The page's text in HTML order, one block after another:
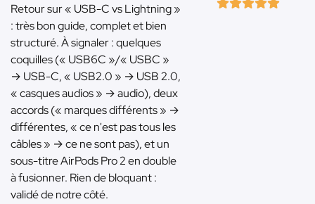
Retour sur « USB-C vs Lightning »
: très bon guide, complet et bien
structuré. À signaler : quelques
coquilles (« USB6C »/« USBC »
→ USB-C, « USB2.0 » → USB 2.0,
« casques audios » → audio), deux
accords (« marques différents » →
différentes, « ce n'est pas tous les
câbles » → ce ne sont pas), et un
sous-titre AirPods Pro 2 en double
à fusionner. Rien de bloquant :
validé de notre côté.